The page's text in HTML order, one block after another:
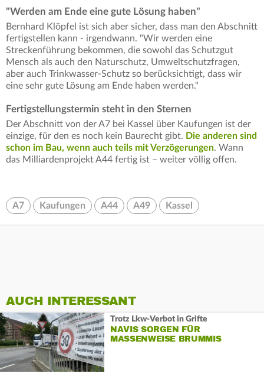
"Werden am Ende eine gute Lösung haben"
Bernhard Klöpfel ist sich aber sicher, dass man den Abschnitt
fertigstellen kann - irgendwann. "Wir werden eine
Streckenführung bekommen, die sowohl das Schutzgut
Mensch als auch den Naturschutz, Umweltschutzfragen,
aber auch Trinkwasser-Schutz so berücksichtigt, dass wir
eine sehr gute Lösung am Ende haben werden."
Fertigstellungstermin steht in den Sternen
Der Abschnitt von der A7 bei Kassel über Kaufungen ist der
einzige, für den es noch kein Baurecht gibt. Die anderen sind
schon im Bau, wenn auch teils mit Verzögerungen. Wann
das Milliardenprojekt A44 fertig ist – weiter völlig offen.
A7 Kaufungen A44 A49 Kassel
AUCH INTERESSANT
Trotz Lkw-Verbot in Grifte
NAVIS SORGEN FÜR
MASSENWEISE BRUMMIS